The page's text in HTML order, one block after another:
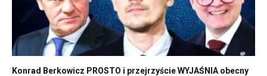
Konrad Berkowicz PROSTO i przejrzyście WYJAŚNIA obecny